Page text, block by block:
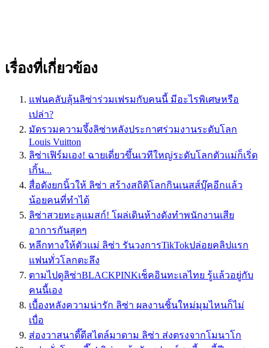
เรื่องที่เกี่ยวข้อง
แฟนคลับลุ้นลิซ่าร่วมเฟรมกับคนนี้ มีอะไรพิเศษหรือ
เปล่า?
มัดรวมความจึ้งลิซ่าหลังประกาศร่วมงานระดับโลก
Louis Vuitton
ลิซ่าเฟิร์มเอง! ฉายเดี่ยวขึ้นเวทีใหญ่ระดับโลกตัวแม่ก็เริ่ด
เกิ้น...
สื่อดังยกนิ้วให้ ลิซ่า สร้างสถิติโลกกินเนสส์บุ๊คอีกแล้ว
น้อยคนที่ทำได้
ลิซ่าสวยทะลุแมสก์! โผล่เดินห้างดังทำพนักงานเสีย
อาการกันสุดๆ
หลีกทางให้ตัวแม่ ลิซ่า รันวงการTikTokปล่อยคลิปแรก
แฟนทั่วโลกตะลึง
ตามไปดูลิซ่าBLACKPINKเช็คอินทะเลไทย รู้แล้วอยู่กับ
คนนี้เอง
เบื้องหลังความน่ารัก ลิซ่า ผลงานชิ้นใหม่มุมไหนก็ไม่
เบื่อ
ส่องวาสนาดี๊ดีสไตล์มาดาม ลิซ่า ส่งตรงจากโมนาโก